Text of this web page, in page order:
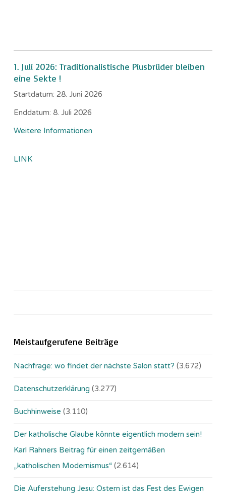
1. Juli 2026: Traditionalistische Piusbrüder bleiben
eine Sekte !
Startdatum: 28. Juni 2026
Enddatum: 8. Juli 2026
Weitere Informationen
LINK
Meistaufgerufene Beiträge
Nachfrage: wo findet der nächste Salon statt? (3.672)
Datenschutzerklärung (3.277)
Buchhinweise (3.110)
Der katholische Glaube könnte eigentlich modern sein!
Karl Rahners Beitrag für einen zeitgemäßen
„katholischen Modernismus“ (2.614)
Die Auferstehung Jesu: Ostern ist das Fest des Ewigen